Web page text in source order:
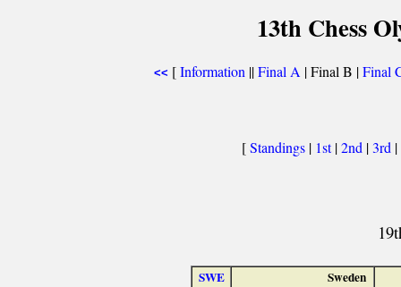
13th Chess
<< [Information ||Final A | Final B |Final
[Standings | 1st|2nd |3rd |
SWE Sweden